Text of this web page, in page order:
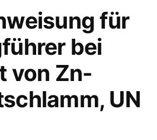
für
bei
von Zn-
UN